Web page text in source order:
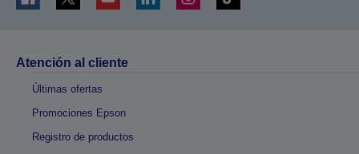
Atención al cliente
Últimas ofertas
Promociones Epson
Registro de productos